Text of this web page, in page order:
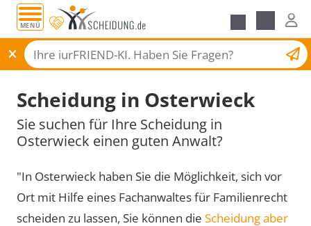
MENÜ
Scheidungsantrag
Scheidung in Osterwieck
Sie suchen für Ihre Scheidung in
Osterwieck einen guten Anwalt?
"In Osterwieck haben Sie die Möglichkeit, sich vor
Ort mit Hilfe eines Fachanwaltes für Familienrecht
scheiden zu lassen, Sie können die Scheidung aber